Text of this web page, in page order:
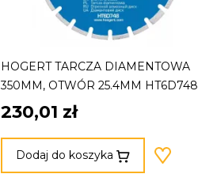
HOGERT TARCZA DIAMENTOWA
350MM, OTWÓR 25.4MM HT6D748
230,01 zł
Dodaj do koszyka